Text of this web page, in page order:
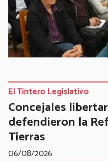
Concejales
defendieron la
Tierras
El Tintero Legislativo
06/08/2026